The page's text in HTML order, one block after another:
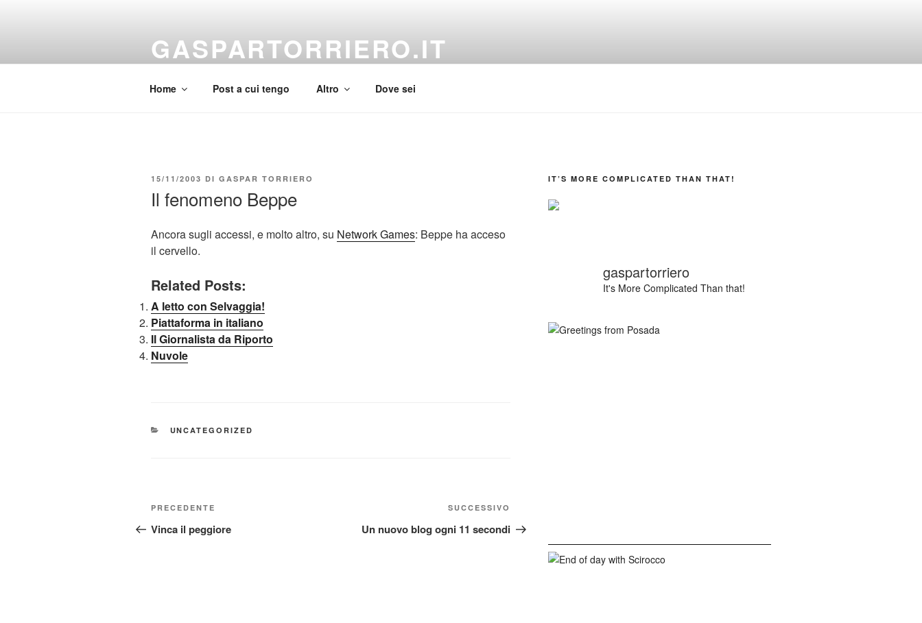
GASPARTORRIERO.IT
Home Post a cui tengo Altro Dove sei
PUBBLICATO
15/11/2003 DI GASPAR TORRIERO
Il fenomeno Beppe
Ancora sugli accessi, e molto altro, su Network Games: Beppe ha acceso
il cervello.
Related Posts:
A letto con Selvaggia!
Piattaforma in italiano
Il Giornalista da Riporto
Nuvole
CATEGORIE
UNCATEGORIZED
Navigazione
articoli
Articolo
precedente:
PRECEDENTE
Vinca il peggiore
successivo
SUCCESSIVO
Un nuovo blog ogni 11 secondi
IT’S MORE COMPLICATED THAN THAT!
gaspartorriero
It's More Complicated Than that!